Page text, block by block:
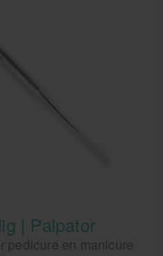
| Palpator
pedicure en manicure